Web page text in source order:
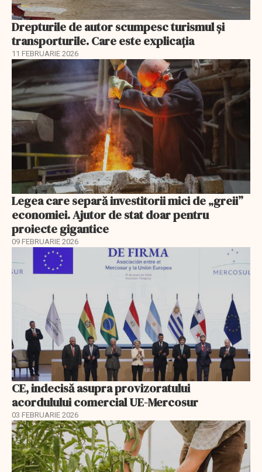
Drepturile de autor scumpesc turismul și
transporturile. Care este explicația
11 FEBRUARIE 2026
Legea care separă investitorii mici de „greii”
economiei. Ajutor de stat doar pentru
proiecte gigantice
09 FEBRUARIE 2026
CE, indecisă asupra provizoratului
acordulului comercial UE-Mercosur
03 FEBRUARIE 2026